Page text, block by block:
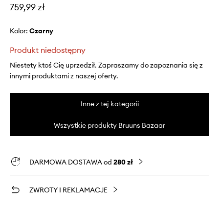
759,99 zł
Kolor: czarny
Produkt niedostępny
Niestety ktoś Cię uprzedził. Zapraszamy do zapoznania się z
innymi produktami z naszej oferty.
Inne z tej kategorii
Wszystkie produkty Bruuns Bazaar
DARMOWA DOSTAWA od 280 zł
ZWROTY I REKLAMACJE